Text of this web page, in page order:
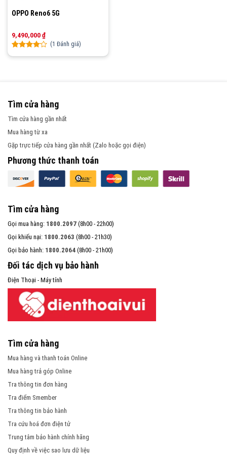
OPPO Reno6 5G
9,490,000₫
Rated
1
rating
(1 Đánh giá)
Tìm cửa hàng
Tìm cửa hàng gần nhất
Mua hàng từ xa
Gặp trực tiếp cửa hàng gần nhất (Zalo hoặc gọi điện)
Phương thức thanh toán
Tìm cửa hàng
Gọi mua hàng: 1800.2097 (8h00 - 22h00)
Gọi khiếu nại: 1800.2063 (8h00 - 21h30)
Gọi bảo hành: 1800.2064 (8h00 - 21h00)
Đối tác dịch vụ bảo hành
Điện Thoại - Máy tính
Tìm cửa hàng
Mua hàng và thanh toán Online
Mua hàng trả góp Online
Tra thông tin đơn hàng
Tra điểm Smember
Tra thông tin bảo hành
Tra cứu hoá đơn điện tử
Trung tâm bảo hành chính hãng
Quy định về việc sao lưu dữ liệu